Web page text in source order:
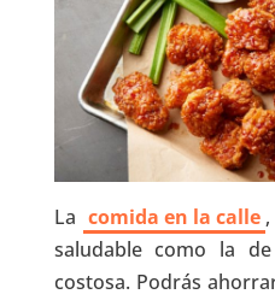
La comida en la calle
saludable como la
costosa. Podrás